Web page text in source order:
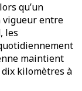
qu’un
vigueur entre
les
maintient
dix kilomètres à